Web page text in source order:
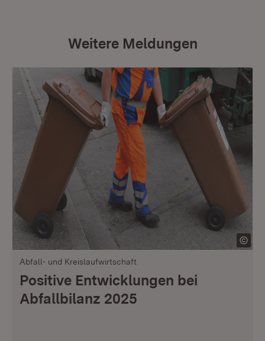
Weitere Meldungen
Abfall- und Kreislaufwirtschaft
Positive Entwicklungen bei
Abfallbilanz 2025